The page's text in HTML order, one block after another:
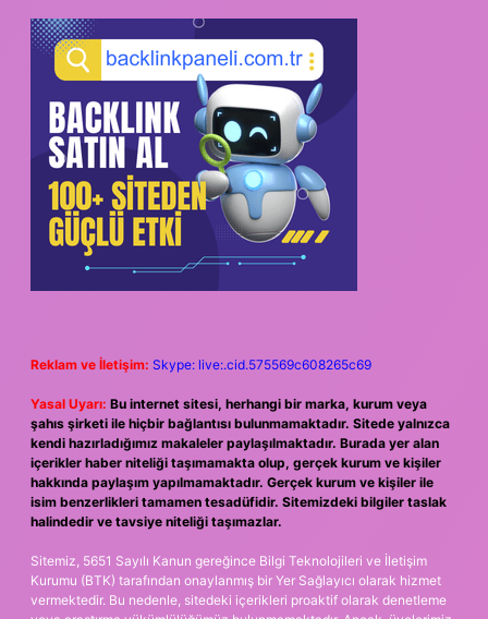
Reklam ve İletişim: Skype: live:.cid.575569c608265c69
Yasal Uyarı: Bu internet sitesi, herhangi bir marka, kurum veya
şahıs şirketi ile hiçbir bağlantısı bulunmamaktadır. Sitede yalnızca
kendi hazırladığımız makaleler paylaşılmaktadır. Burada yer alan
içerikler haber niteliği taşımamakta olup, gerçek kurum ve kişiler
hakkında paylaşım yapılmamaktadır. Gerçek kurum ve kişiler ile
isim benzerlikleri tamamen tesadüfidir. Sitemizdeki bilgiler taslak
halindedir ve tavsiye niteliği taşımazlar.
Sitemiz, 5651 Sayılı Kanun gereğince Bilgi Teknolojileri ve İletişim
Kurumu (BTK) tarafından onaylanmış bir Yer Sağlayıcı olarak hizmet
vermektedir. Bu nedenle, sitedeki içerikleri proaktif olarak denetleme